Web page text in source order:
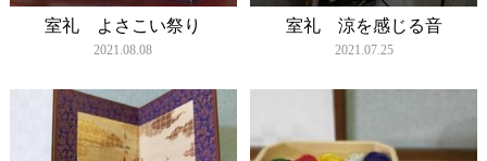
室礼 よさこい祭り
2021.08.08
室礼 涼を感じる音
2021.07.25